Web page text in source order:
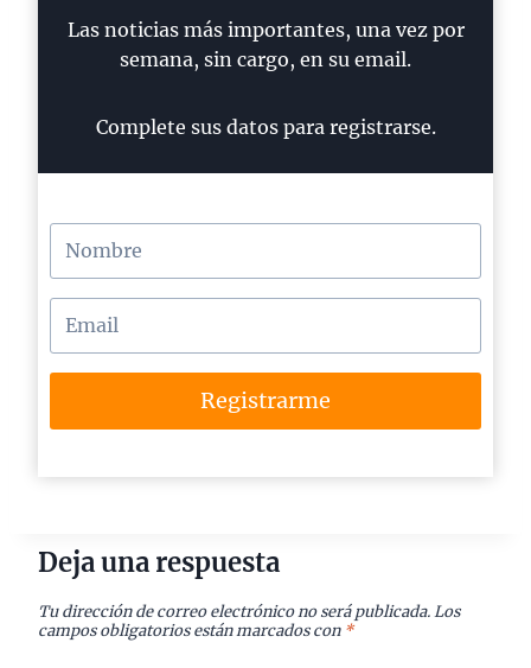
Las noticias más importantes, una vez por
semana, sin cargo, en su email.
Complete sus datos para registrarse.
Registrarme
Deja una respuesta
Tu dirección de correo electrónico no será publicada. Los
campos obligatorios están marcados con *